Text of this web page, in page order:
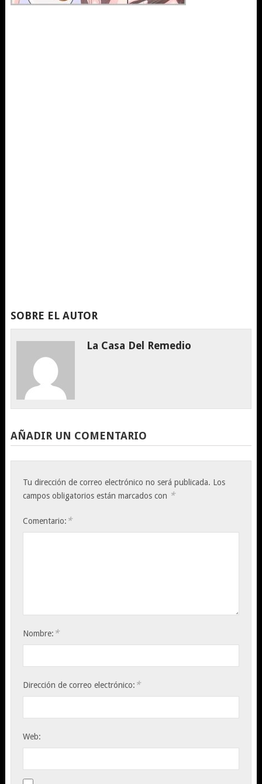
SOBRE EL AUTOR
La Casa Del Remedio
AÑADIR UN COMENTARIO
Tu dirección de correo electrónico no será publicada. Los
campos obligatorios están marcados con *
Comentario: *
Nombre: *
Dirección de correo electrónico: *
Web: